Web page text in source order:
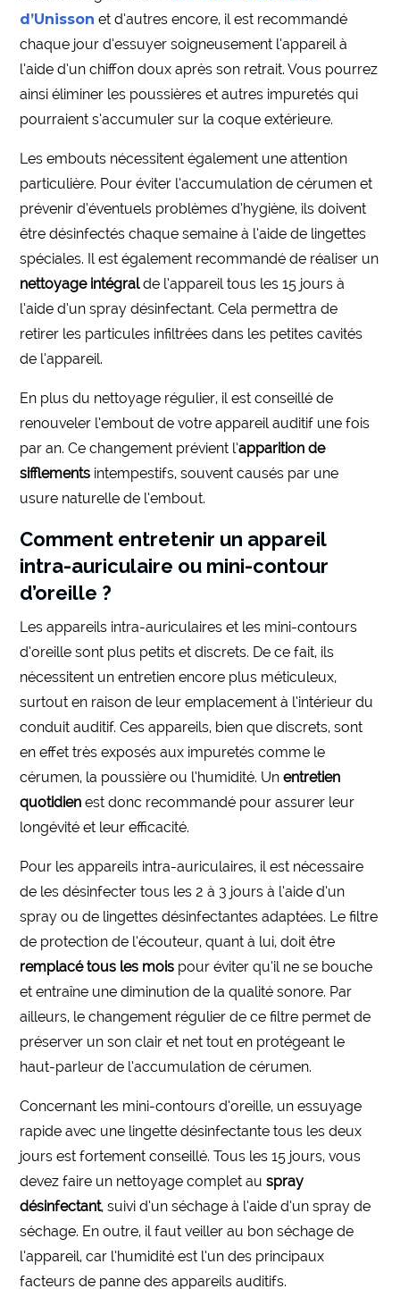
d’Unisson et d’autres encore, il est recommandé
chaque jour d’essuyer soigneusement l’appareil à
l’aide d’un chiffon doux après son retrait. Vous pourrez
ainsi éliminer les poussières et autres impuretés qui
pourraient s’accumuler sur la coque extérieure.
Les embouts nécessitent également une attention
particulière. Pour éviter l’accumulation de cérumen et
prévenir d’éventuels problèmes d’hygiène, ils doivent
être désinfectés chaque semaine à l’aide de lingettes
spéciales. Il est également recommandé de réaliser un
nettoyage intégralde l’appareil tous les 15 jours à
l’aide d’un spray désinfectant. Cela permettra de
retirer les particules infiltrées dans les petites cavités
de l’appareil.
En plus du nettoyage régulier, il est conseillé de
renouveler l’embout de votre appareil auditif une fois
par an. Ce changement prévient l’apparition de
sifflements intempestifs, souvent causés par une
usure naturelle de l’embout.
Comment entretenir un appareil
intra-auriculaire ou mini-contour
d’oreille ?
Les appareils intra-auriculaires et les mini-contours
d’oreille sont plus petits et discrets. De ce fait, ils
nécessitent un entretien encore plus méticuleux,
surtout en raison de leur emplacement à l’intérieur du
conduit auditif. Ces appareils, bien que discrets, sont
en effet très exposés aux impuretés comme le
cérumen, la poussière ou l’humidité. Unentretien
quotidien est donc recommandé pour assurer leur
longévité et leur efficacité.
Pour les appareils intra-auriculaires, il est nécessaire
de les désinfecter tous les 2 à 3 jours à l’aide d’un
spray ou de lingettes désinfectantes adaptées. Le filtre
de protection de l’écouteur, quant à lui, doit être
remplacé tous les mois pour éviter qu’il ne se bouche
et entraîne une diminution de la qualité sonore. Par
ailleurs, le changement régulier de ce filtre permet de
préserver un son clair et net tout en protégeant le
haut-parleur de l’accumulation de cérumen.
Concernant les mini-contours d’oreille, un essuyage
rapide avec une lingette désinfectante tous les deux
jours est fortement conseillé. Tous les 15 jours, vous
devez faire un nettoyage complet auspray
désinfectant, suivi d’un séchage à l’aide d’un spray de
séchage. En outre, il faut veiller au bon séchage de
l’appareil, car l’humidité est l’un des principaux
facteurs de panne des appareils auditifs.